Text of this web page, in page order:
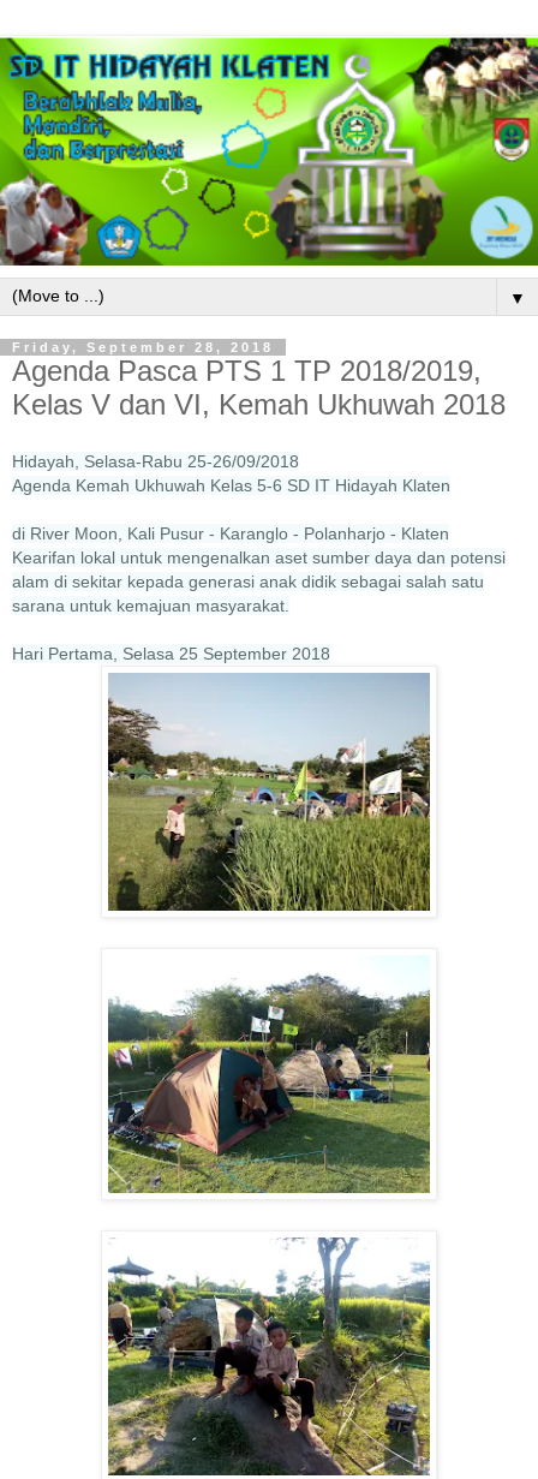
▼
Friday, September 28, 2018
Agenda Pasca PTS 1 TP 2018/2019,
Kelas V dan VI, Kemah Ukhuwah 2018
Hidayah, Selasa-Rabu 25-26/09/2018
Agenda Kemah Ukhuwah Kelas 5-6 SD IT Hidayah Klaten
di River Moon, Kali Pusur - Karanglo - Polanharjo - Klaten
Kearifan lokal untuk mengenalkan aset sumber daya dan potensi
alam di sekitar kepada generasi anak didik sebagai salah satu
sarana untuk kemajuan masyarakat.
Hari Pertama, Selasa 25 September 2018